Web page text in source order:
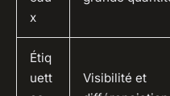
x
Étiq
uett
Visibilité et